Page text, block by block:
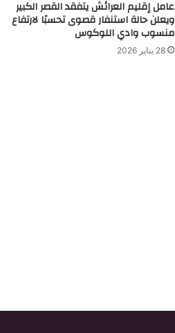
عامل إقليم العرائش يتفقد القصر الكبير
ويعلن حالة استنفار قصوى تحسبًا لارتفاع
منسوب وادي اللوكوس
28 يناير 2026